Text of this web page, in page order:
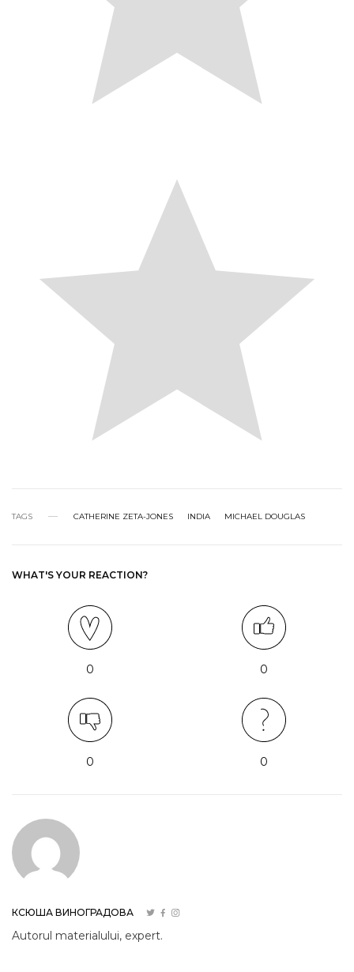
TAGS CATHERINE ZETA-JONES INDIA MICHAEL DOUGLAS
WHAT'S YOUR REACTION?
0 0
0 0
КСЮША ВИНОГРАДОВА
Autorul materialului, expert.